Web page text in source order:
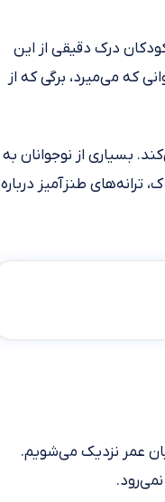
درک دقیقی از این
که می‌میرد، برگی که از
بسیاری از نوجوانان به
طنزآمیز درباره
عمر نزدیک می‌شویم.